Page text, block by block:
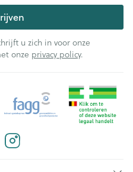
u zich in voor onze
onze privacy policy.